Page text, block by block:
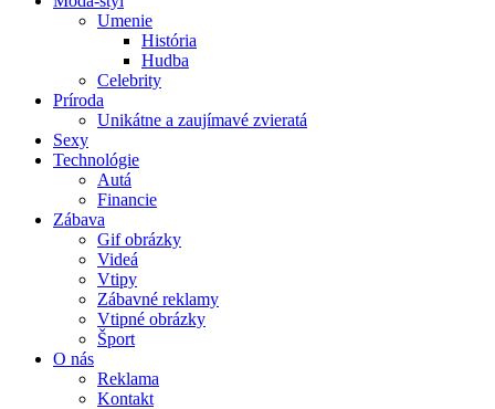
Umenie
História
Hudba
Celebrity
Príroda
Unikátne a zaujímavé zvieratá
Sexy
Technológie
Autá
Financie
Zábava
Gif obrázky
Videá
Vtipy
Zábavné reklamy
Vtipné obrázky
Šport
O nás
Reklama
Kontakt